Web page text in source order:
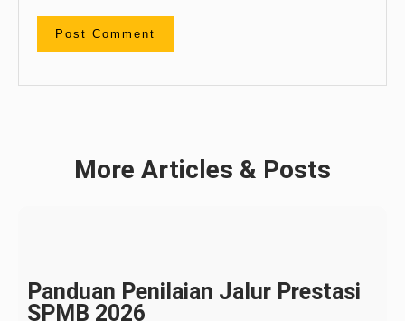
More Articles & Posts
Panduan Penilaian Jalur Prestasi
SPMB 2026